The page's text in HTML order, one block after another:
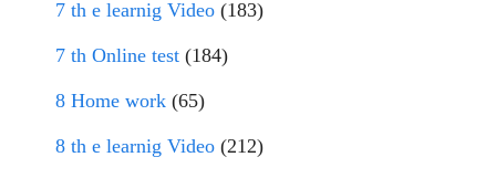
7 th e learnig Video (183)
7 th Online test (184)
8 Home work (65)
8 th e learnig Video (212)